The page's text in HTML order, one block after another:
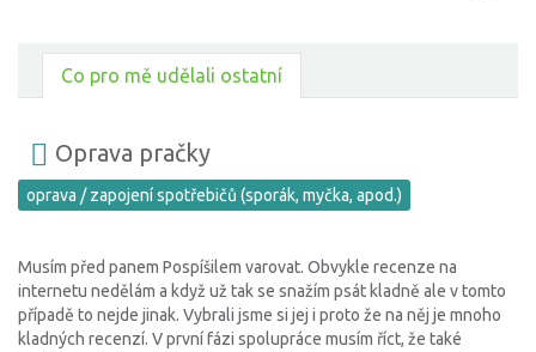
Co pro mě udělali ostatní
Oprava pračky
oprava / zapojení spotřebičů (sporák, myčka, apod.)
Musím před panem Pospíšilem varovat. Obvykle recenze na
internetu nedělám a když už tak se snažím psát kladně ale v tomto
případě to nejde jinak. Vybrali jsme si jej i proto že na něj je mnoho
kladných recenzí. V první fázi spolupráce musím říct, že také